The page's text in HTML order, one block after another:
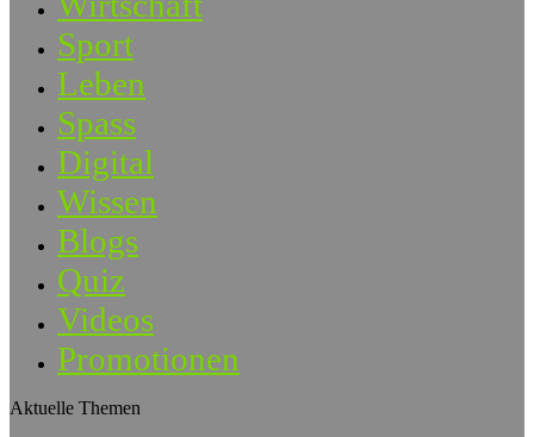
Sport
Leben
Spass
Digital
Wissen
Blogs
Quiz
Videos
Promotionen
Aktuelle Themen